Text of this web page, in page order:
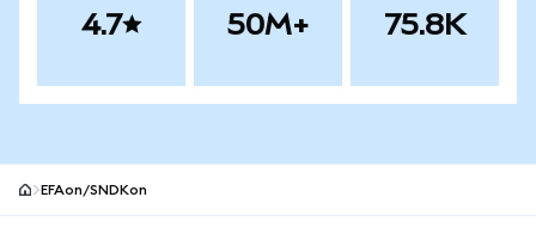
4.7 50M+ 75.8K
EFAon/SNDKon